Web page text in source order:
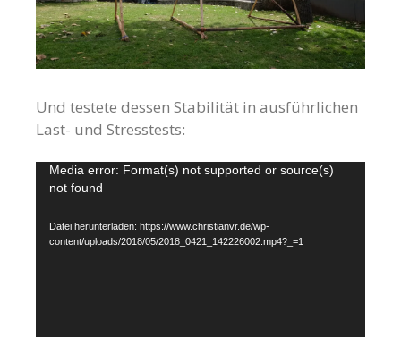
Und testete dessen Stabilität in ausführlichen
Last- und Stresstests:
Video-
Player
Media error: Format(s) not supported or source(s)
not found
Datei herunterladen: https://www.christianvr.de/wp-
content/uploads/2018/05/2018_0421_142226002.mp4?_=1